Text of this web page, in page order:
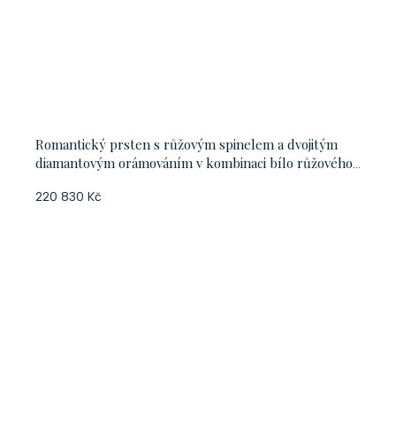
Romantický prsten s růžovým spinelem a dvojitým
diamantovým orámováním v kombinaci bílo růžového
220 830 Kč